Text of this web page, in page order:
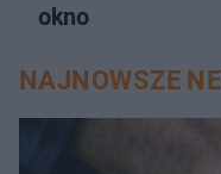
okno
NAJNOWSZE